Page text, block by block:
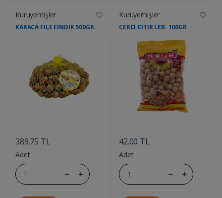
Kuruyemişler
KARACA FILE FINDIK 500GR
389.75 TL
Adet
Kuruyemişler
CERCI CITIR LEB. 100GR
42.00 TL
Adet